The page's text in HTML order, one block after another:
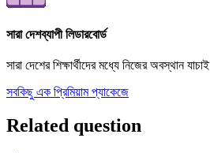
সারা দেশব্যাপী লিডারবোর্ড
সারা দেশের শিক্ষার্থীদের মধ্যে নিজের অবস্থান যাচাই
সবকিছু এক প্রিমিয়াম প্যাকেজে
Related question